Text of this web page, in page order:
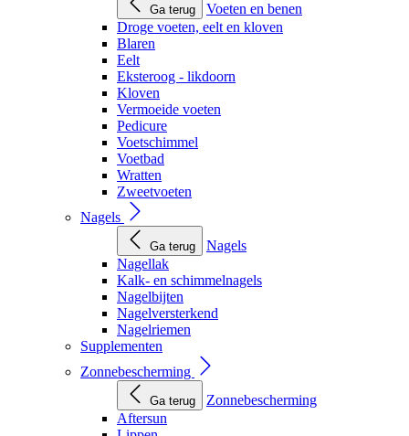
Ga terug
Voeten en benen
Droge voeten, eelt en kloven
Blaren
Eelt
Eksteroog - likdoorn
Kloven
Vermoeide voeten
Pedicure
Voetschimmel
Voetbad
Wratten
Zweetvoeten
Nagels
Ga terug
Nagels
Nagellak
Kalk- en schimmelnagels
Nagelbijten
Nagelversterkend
Nagelriemen
Supplementen
Zonnebescherming
Ga terug
Zonnebescherming
Aftersun